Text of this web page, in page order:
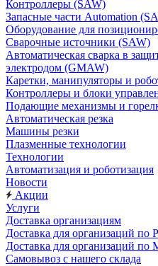
Контроллеры (SAW)
Запасные части Automation
Оборудование для
Сварочные источники (SAW)
Автоматическая сварка в
электродом (GMAW)
Каретки, манипуляторы и
Контроллеры и блоки
Подающие механизмы и
Автоматическая резка
Машины резки
Плазменные технологии
Технологии
Автоматизация и роботизация
Новости
Акции
Услуги
Доставка организациям
Доставка для организаций по
Доставка для организаций по
Самовывоз с нашего склада